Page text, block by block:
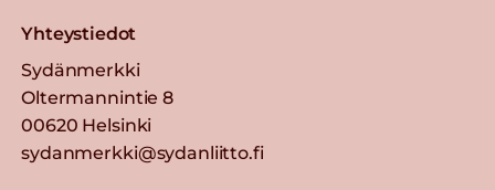
Yhteystiedot
Sydänmerkki
Oltermannintie 8
00620 Helsinki
sydanmerkki@sydanliitto.fi